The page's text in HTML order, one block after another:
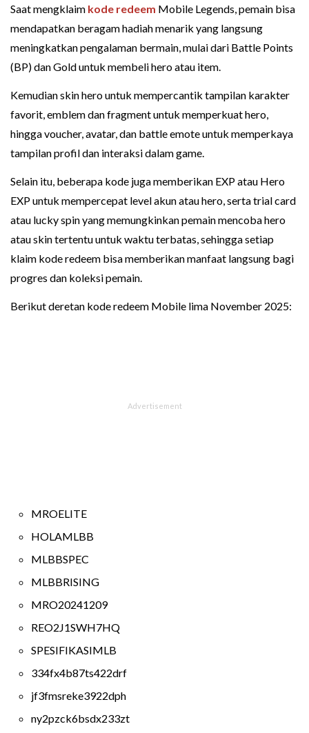
Saat mengklaim kode redeem Mobile Legends, pemain bisa
mendapatkan beragam hadiah menarik yang langsung
meningkatkan pengalaman bermain, mulai dari Battle Points
(BP) dan Gold untuk membeli hero atau item.
Kemudian skin hero untuk mempercantik tampilan karakter
favorit, emblem dan fragment untuk memperkuat hero,
hingga voucher, avatar, dan battle emote untuk memperkaya
tampilan profil dan interaksi dalam game.
Selain itu, beberapa kode juga memberikan EXP atau Hero
EXP untuk mempercepat level akun atau hero, serta trial card
atau lucky spin yang memungkinkan pemain mencoba hero
atau skin tertentu untuk waktu terbatas, sehingga setiap
klaim kode redeem bisa memberikan manfaat langsung bagi
progres dan koleksi pemain.
Berikut deretan kode redeem Mobile lima November 2025:
MROELITE
HOLAMLBB
MLBBSPEC
MLBBRISING
MRO20241209
REO2J1SWH7HQ
SPESIFIKASIMLB
334fx4b87ts422drf
jf3fmsreke3922dph
ny2pzck6bsdx233zt